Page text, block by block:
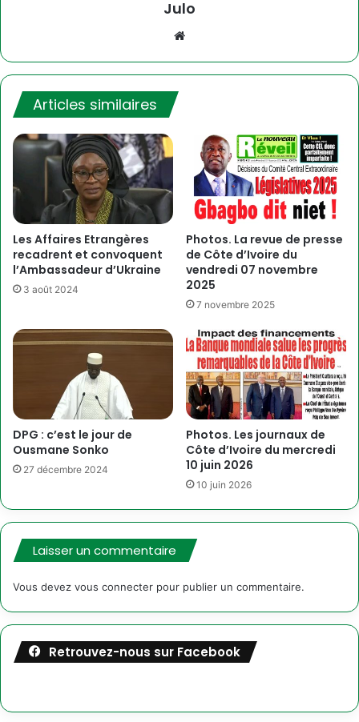
Julo
Articles similaires
Les Affaires Etrangères
recadrent et convoquent
l’Ambassadeur d’Ukraine
3 août 2024
Photos. La revue de presse
de Côte d’Ivoire du
vendredi 07 novembre
2025
7 novembre 2025
DPG : c’est le jour de
Ousmane Sonko
27 décembre 2024
Photos. Les journaux de
Côte d’Ivoire du mercredi
10 juin 2026
10 juin 2026
Laisser un commentaire
Vous devez vous connecter pour publier un commentaire.
Retrouvez-nous sur Facebook